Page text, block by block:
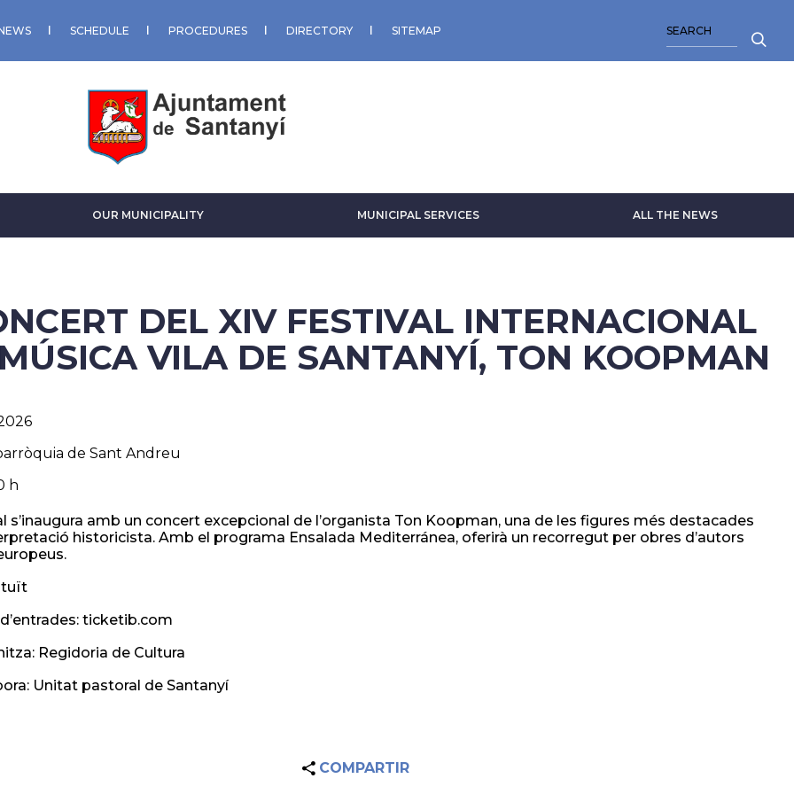
SCHEDULE PROCEDURES DIRECTORY SITEMAP
OUR MUNICIPALITY MUNICIPAL SERVICES ALL THE NEWS
DEL XIV FESTIVAL INTERNACIONAL
VILA DE SANTANYÍ, TON KOOPMAN
de Sant Andreu
h
s’inaugura amb un concert excepcional de l’organista Ton Koopman, una de les figures més destacades
historicista. Amb el programa Ensalada Mediterránea, oferirà un recorregut per obres d’autors
ticketib.com
Regidoria de Cultura
Unitat pastoral de Santanyí
COMPARTIR